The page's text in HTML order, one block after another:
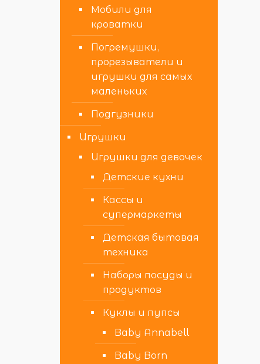
Мобили для
кроватки
Погремушки,
прорезыватели и
игрушки для самых
маленьких
Подгузники
Игрушки
Игрушки для девочек
Детские кухни
Кассы и
супермаркеты
Детская бытовая
техника
Наборы посуды и
продуктов
Куклы и пупсы
Baby Annabell
Baby Born